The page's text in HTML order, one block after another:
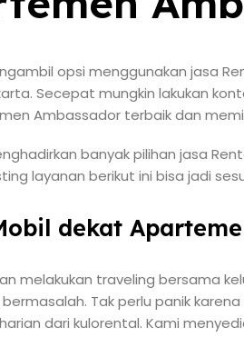
opsi menggunakan jasa
Secepat mungkin lakukan
Ambassador terbaik dan
banyak pilihan jasa
layanan berikut ini bisa jadi
dekat
melakukan traveling bersama
Tak perlu panik
dari kulorental. Kami